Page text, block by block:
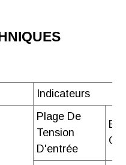
Indicateurs
Plage De
Tension
D'entrée